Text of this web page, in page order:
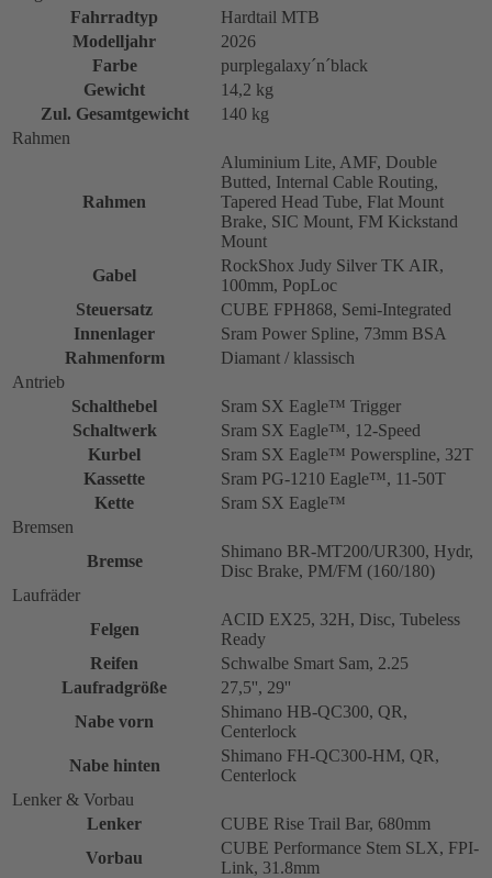
Fahrradtyp
Hardtail MTB
Modelljahr
2026
Farbe
purplegalaxy´n´black
Gewicht
14,2 kg
Zul. Gesamtgewicht
140 kg
Rahmen
Rahmen
Aluminium Lite, AMF, Double
Butted, Internal Cable Routing,
Tapered Head Tube, Flat Mount
Brake, SIC Mount, FM Kickstand
Mount
Gabel
RockShox Judy Silver TK AIR,
100mm, PopLoc
Steuersatz
CUBE FPH868, Semi-Integrated
Innenlager
Sram Power Spline, 73mm BSA
Rahmenform
Diamant / klassisch
Antrieb
Schalthebel
Sram SX Eagle™ Trigger
Schaltwerk
Sram SX Eagle™, 12-Speed
Kurbel
Sram SX Eagle™ Powerspline, 32T
Kassette
Sram PG-1210 Eagle™, 11-50T
Kette
Sram SX Eagle™
Bremsen
Bremse
Shimano BR-MT200/UR300, Hydr,
Disc Brake, PM/FM (160/180)
Laufräder
Felgen
ACID EX25, 32H, Disc, Tubeless
Ready
Reifen
Schwalbe Smart Sam, 2.25
Laufradgröße
27,5'', 29''
Nabe vorn
Shimano HB-QC300, QR,
Centerlock
Nabe hinten
Shimano FH-QC300-HM, QR,
Centerlock
Lenker & Vorbau
Lenker
CUBE Rise Trail Bar, 680mm
Vorbau
CUBE Performance Stem SLX, FPI-
Link, 31.8mm